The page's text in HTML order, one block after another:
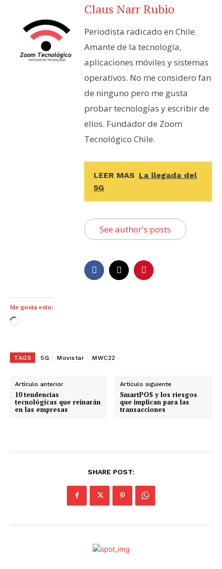
Claus Narr Rubio
Periodista radicado en Chile.
Amante de la tecnología,
aplicaciones móviles y sistemas
operativos. No me considero fan
de ninguno pero me gusta
probar tecnologías y escribir de
ellos. Fundador de Zoom
Tecnológico Chile.
LEER MAS La llegada del
5G
See author's posts
Me gusta esto:
C
g
n
d
o
TAGS 5G Movistar MWC22
Artículo anterior
10 tendencias
tecnológicas que reinarán
en las empresas
Artículo siguiente
SmartPOS y los riesgos
que implican para las
transacciones
SHARE POST: